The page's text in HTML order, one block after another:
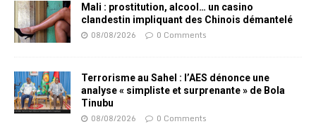
Mali : prostitution, alcool… un casino
clandestin impliquant des Chinois démantelé
08/08/2026 0 Comments
Terrorisme au Sahel : l’AES dénonce une
analyse « simpliste et surprenante » de Bola
Tinubu
08/08/2026 0 Comments